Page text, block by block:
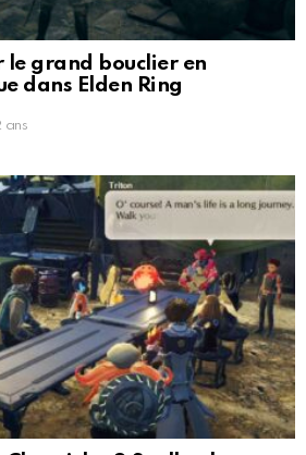
le grand bouclier en
dans Elden Ring
ans